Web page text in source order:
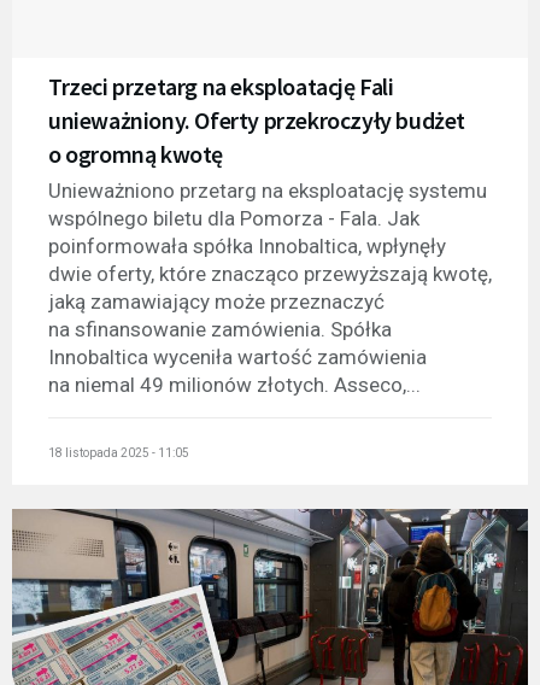
Trzeci przetarg na eksploatację Fali
unieważniony. Oferty przekroczyły budżet
o ogromną kwotę
Unieważniono przetarg na eksploatację systemu
wspólnego biletu dla Pomorza - Fala. Jak
poinformowała spółka Innobaltica, wpłynęły
dwie oferty, które znacząco przewyższają kwotę,
jaką zamawiający może przeznaczyć
na sfinansowanie zamówienia. Spółka
Innobaltica wyceniła wartość zamówienia
na niemal 49 milionów złotych. Asseco,...
18 listopada 2025 - 11:05